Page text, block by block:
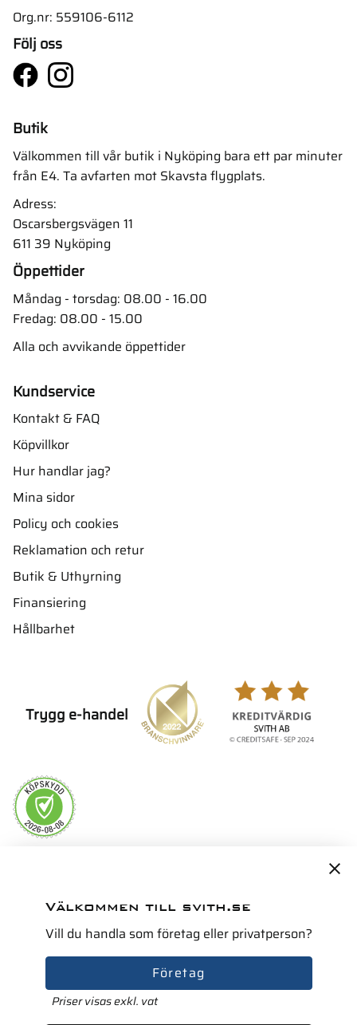
Org.nr: 559106-6112
Följ oss
Butik
Välkommen till vår butik i Nyköping bara ett par minuter
från E4. Ta avfarten mot Skavsta flygplats.
Adress:
Oscarsbergsvägen 11
611 39 Nyköping
Öppettider
Måndag - torsdag: 08.00 - 16.00
Fredag: 08.00 - 15.00
Alla och avvikande öppettider
Kundservice
Kontakt & FAQ
Köpvillkor
Hur handlar jag?
Mina sidor
Policy och cookies
Reklamation och retur
Butik & Uthyrning
Finansiering
Hållbarhet
Trygg e-handel
Välkommen till svith.se
Vill du handla som företag eller privatperson?
Företag
Priser visas exkl. vat